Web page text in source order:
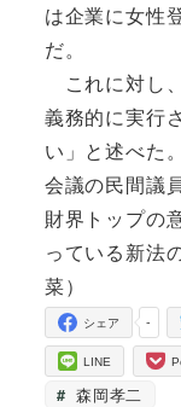
は企業に女性
だ。
これに対し
義務的に実行
い」と述べた
会議の民間議
財界トップの
っている新法
菜）
-
シェア
LINE
森岡孝二